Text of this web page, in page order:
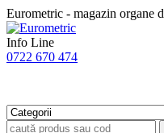
Eurometric - magazin organe
Info Line
0722 670 474